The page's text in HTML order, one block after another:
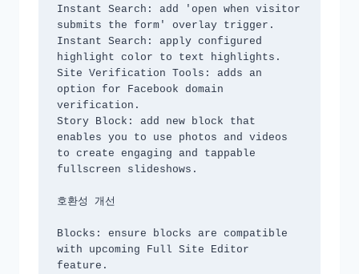
Instant Search: add 'open when visitor
submits the form' overlay trigger.
Instant Search: apply configured
highlight color to text highlights.
Site Verification Tools: adds an
option for Facebook domain
verification.
Story Block: add new block that
enables you to use photos and videos
to create engaging and tappable
fullscreen slideshows.
호환성 개선
Blocks: ensure blocks are compatible
with upcoming Full Site Editor
feature.